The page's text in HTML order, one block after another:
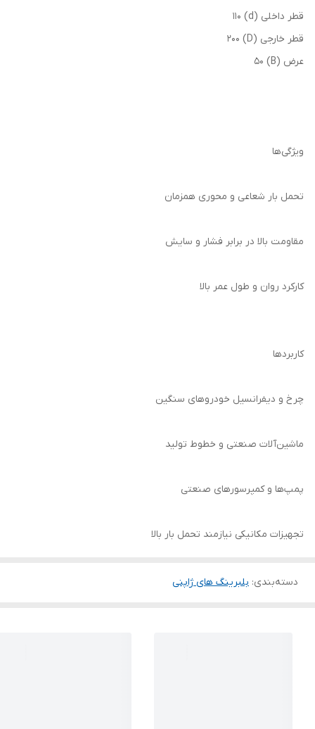
قطر داخلی (d) 110
قطر خارجی (D) 200
عرض (B) 50
ویژگی‌ها
تحمل بار شعاعی و محوری همزمان
مقاومت بالا در برابر فشار و سایش
کارکرد روان و طول عمر بالا
کاربردها
چرخ و دیفرانسیل خودروهای سنگین
ماشین‌آلات صنعتی و خطوط تولید
پمپ‌ها و کمپرسورهای صنعتی
تجهیزات مکانیکی نیازمند تحمل بار بالا
دسته‌بندی: بلبرینگ های ژاپنی